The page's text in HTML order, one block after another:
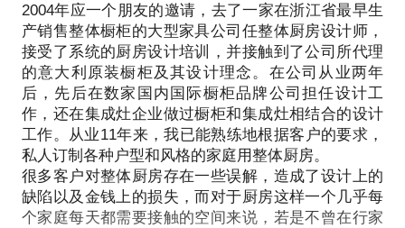
我家的厨房装修的流程和步骤应该是怎么样的？
橱柜公司出了图纸，我却完全看不懂，报价上会忽悠
我吗？
根据我的经验，我可以给予不懂整体厨房的朋友一些
指导性建议，从布局到细节，从选材到价格——
哪些配件是需要的，哪些配件是可有可无的；
总体价格上是否存在陷阱或行业内潜规律，可以不花
哪些冤枉钱；
品牌选择的一些建议；
烤箱实用还是蒸箱实用？
消毒柜靠谱吗？
双门冰箱好还是单门冰箱好？
厨房供热水，燃气热水器和小厨宝，哪个更实用？
选择水槽时发现了垃圾处理器这个新事物，它适合中
国的厨房吗？
我是土豪，厨房超大，哪些电器更能彰显我的B格？
只要是有关厨房的内容，无论多零碎、多偏门，我都
清清楚楚。我可以根据你的实际情况和个人需求，为
你选购厨房内电器给出合理电器。说不定还能帮你找
2004年应一个朋友的邀请，去了一家在浙江省最早生
产销售整体橱柜的大型家具公司任整体厨房设计师，
接受了系统的厨房设计培训，并接触到了公司所代理
的意大利原装橱柜及其设计理念。在公司从业两年
后，先后在数家国内国际橱柜品牌公司担任设计工
作，还在集成灶企业做过橱柜和集成灶相结合的设计
工作。从业11年来，我已能熟练地根据客户的要求，
私人订制各种户型和风格的家庭用整体厨房。
很多客户对整体厨房存在一些误解，造成了设计上的
缺陷以及金钱上的损失，而对于厨房这样一个几乎每
个家庭每天都需要接触的空间来说，若是不曾在行家